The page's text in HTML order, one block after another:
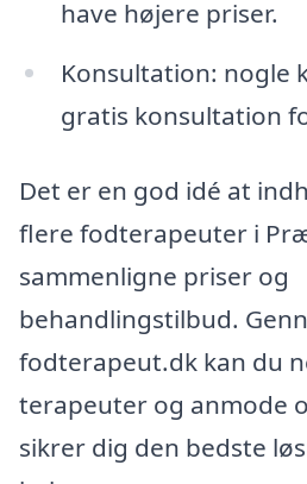
have højere priser.
Konsultation: nogle
gratis konsultation
Det er en god idé at
flere fodterapeuter i
sammenligne priser og
behandlingstilbud.
fodterapeut.dk kan du
terapeuter og anmode
sikrer dig den bedste